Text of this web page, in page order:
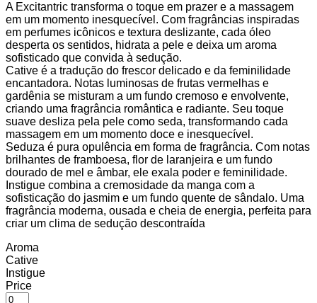
A Excitantric transforma o toque em prazer e a massagem
em um momento inesquecível. Com fragrâncias inspiradas
em perfumes icônicos e textura deslizante, cada óleo
desperta os sentidos, hidrata a pele e deixa um aroma
sofisticado que convida à sedução.
Cative é a tradução do frescor delicado e da feminilidade
encantadora. Notas luminosas de frutas vermelhas e
gardênia se misturam a um fundo cremoso e envolvente,
criando uma fragrância romântica e radiante. Seu toque
suave desliza pela pele como seda, transformando cada
massagem em um momento doce e inesquecível.
Seduza é pura opulência em forma de fragrância. Com notas
brilhantes de framboesa, flor de laranjeira e um fundo
dourado de mel e âmbar, ele exala poder e feminilidade.
Instigue combina a cremosidade da manga com a
sofisticação do jasmim e um fundo quente de sândalo. Uma
fragrância moderna, ousada e cheia de energia, perfeita para
criar um clima de sedução descontraída
Aroma
Cative
Instigue
Price